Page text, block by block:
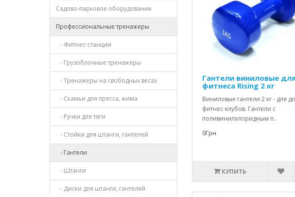
Садово-парковое оборудование
Профессиональные тренажеры
- Фитнес-станции
- Грузоблочные тренажеры
- Тренажеры на свободных весах
- Скамьи для пресса, жима
- Ручки для тяги
- Стойки для штанги, гантелей
- Гантели
- Штанги
- Диски для штанги, гантелей
Гантели виниловые
фитнеса Rising 2 кг
Виниловые гантели 2 кг - для
фитнес-клубов. Гантели с
поливинилхлоридным п..
0Грн
КУПИТЬ